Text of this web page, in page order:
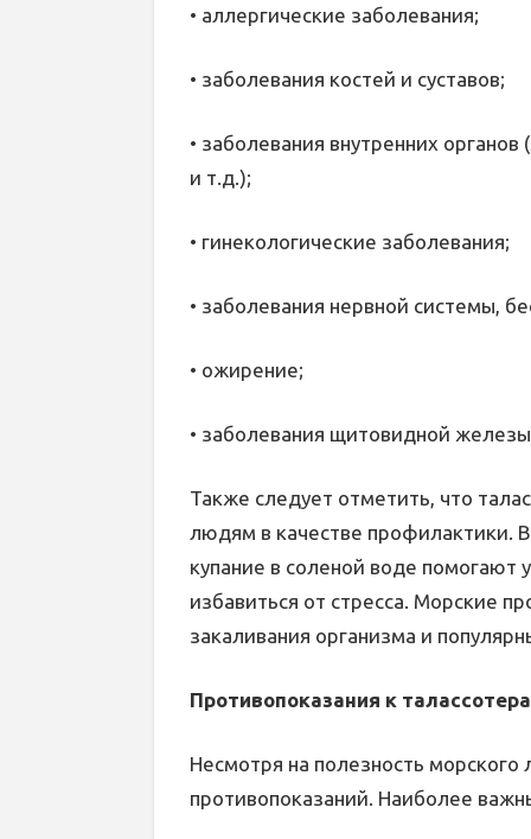
• аллергические заболевания;
• заболевания костей и суставов;
• заболевания внутренних
и т.д.);
• гинекологические заболевания;
• заболевания нервной системы,
• ожирение;
• заболевания щитовидной
Также следует отметить, что
людям в качестве профилактики.
купание в соленой воде помогают
избавиться от стресса. Морские
закаливания организма и
Противопоказания к
Несмотря на полезность
противопоказаний. Наиболее